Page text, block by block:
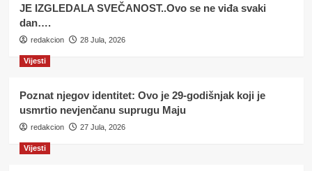
JE IZGLEDALA SVEČANOST..Ovo se ne viđa svaki
dan….
redakcion 28 Jula, 2026
Vijesti
Poznat njegov identitet: Ovo je 29-godišnjak koji je
usmrtio nevjenčanu suprugu Maju
redakcion 27 Jula, 2026
Vijesti